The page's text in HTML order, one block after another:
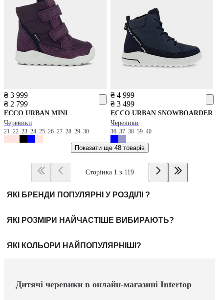
₴ 3 999
₴ 2 799
ECCO URBAN MINI
Черевики
21 22 23 24 25 26 27 28 29 30
₴ 4 999
₴ 3 499
ECCO URBAN SNOWBOARDER
Черевики
3637383940
Показати ще 48 товарів
Сторінка 1 з 119
ЯКІ БРЕНДИ ПОПУЛЯРНІ У РОЗДІЛІ ?
ЯКІ РОЗМІРИ НАЙЧАСТІШЕ ВИБИРАЮТЬ?
ЯКІ КОЛЬОРИ НАЙПОПУЛЯРНІШІ?
Дитячі черевики в онлайн-магазині Intertop